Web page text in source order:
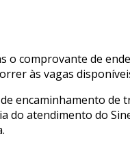
o comprovante de
às vagas
encaminhamento de
do atendimento do